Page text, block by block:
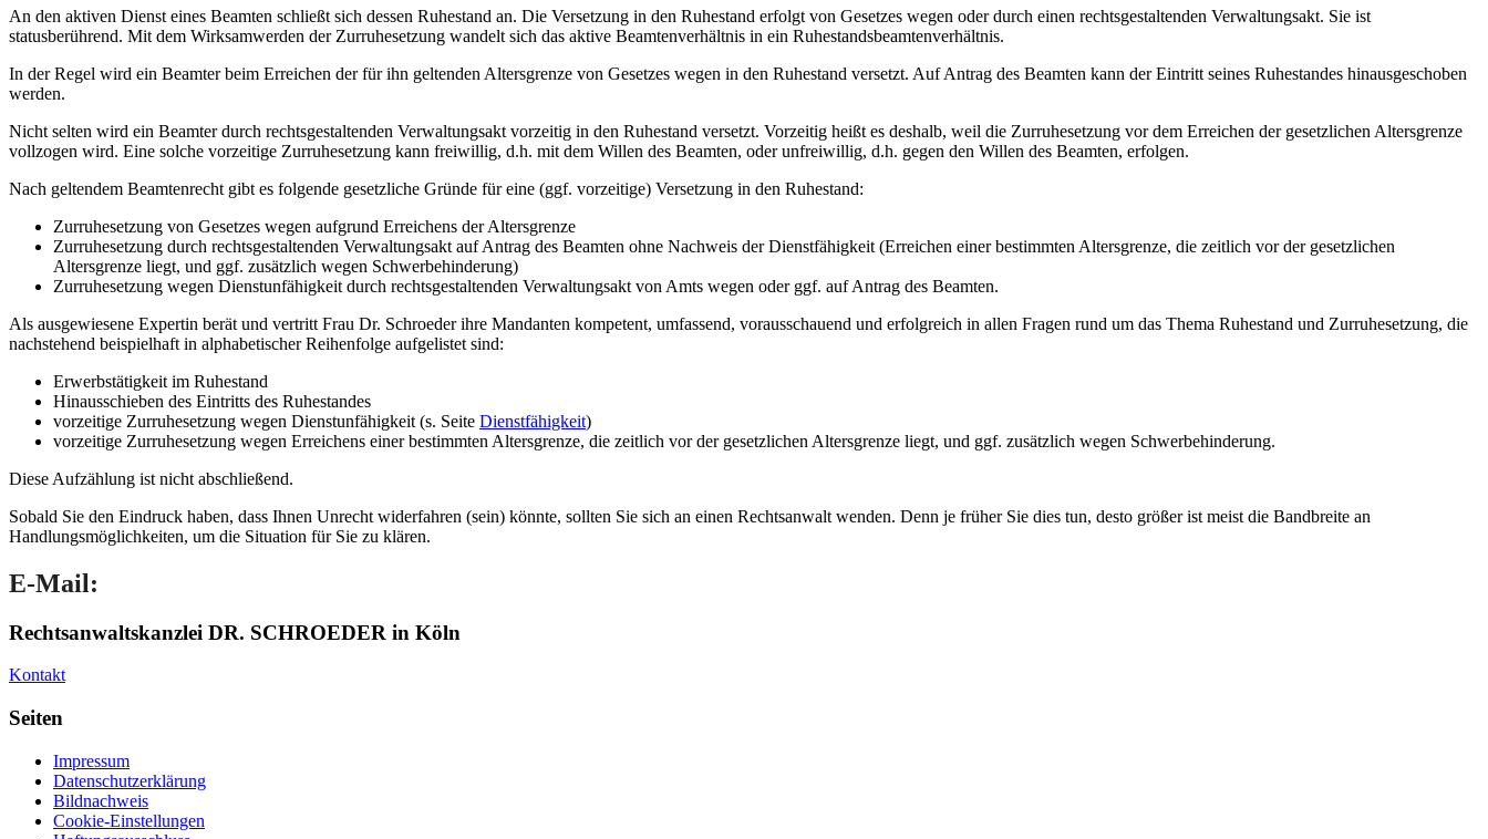
An den aktiven Dienst eines Beamten schließt sich dessen Ruhestand an. Die Versetzung in den Ruhestand erfolgt von Gesetzes wegen oder durch einen rechtsgestaltenden Verwaltungsakt. Sie ist
statusberührend. Mit dem Wirksamwerden der Zurruhesetzung wandelt sich das aktive Beamtenverhältnis in ein Ruhestandsbeamtenverhältnis.
In der Regel wird ein Beamter beim Erreichen der für ihn geltenden Altersgrenze von Gesetzes wegen in den Ruhestand versetzt. Auf Antrag des Beamten kann der Eintritt seines Ruhestandes hinausgeschoben
werden.
Nicht selten wird ein Beamter durch rechtsgestaltenden Verwaltungsakt vorzeitig in den Ruhestand versetzt. Vorzeitig heißt es deshalb, weil die Zurruhesetzung vor dem Erreichen der gesetzlichen Altersgrenze
vollzogen wird. Eine solche vorzeitige Zurruhesetzung kann freiwillig, d.h. mit dem Willen des Beamten, oder unfreiwillig, d.h. gegen den Willen des Beamten, erfolgen.
Nach geltendem Beamtenrecht gibt es folgende gesetzliche Gründe für eine (ggf. vorzeitige) Versetzung in den Ruhestand:
Zurruhesetzung von Gesetzes wegen aufgrund Erreichens der Altersgrenze
Zurruhesetzung durch rechtsgestaltenden Verwaltungsakt auf Antrag des Beamten ohne Nachweis der Dienstfähigkeit (Erreichen einer bestimmten Altersgrenze, die zeitlich vor der gesetzlichen
Altersgrenze liegt, und ggf. zusätzlich wegen Schwerbehinderung)
Zurruhesetzung wegen Dienstunfähigkeit durch rechtsgestaltenden Verwaltungsakt von Amts wegen oder ggf. auf Antrag des Beamten.
Als ausgewiesene Expertin berät und vertritt Frau Dr. Schroeder ihre Mandanten kompetent, umfassend, vorausschauend und erfolgreich in allen Fragen rund um das Thema Ruhestand und Zurruhesetzung, die
nachstehend beispielhaft in alphabetischer Reihenfolge aufgelistet sind:
Erwerbstätigkeit im Ruhestand
Hinausschieben des Eintritts des Ruhestandes
vorzeitige Zurruhesetzung wegen Dienstunfähigkeit (s. Seite Dienstfähigkeit)
vorzeitige Zurruhesetzung wegen Erreichens einer bestimmten Altersgrenze, die zeitlich vor der gesetzlichen Altersgrenze liegt, und ggf. zusätzlich wegen Schwerbehinderung.
Diese Aufzählung ist nicht abschließend.
Sobald Sie den Eindruck haben, dass Ihnen Unrecht widerfahren (sein) könnte, sollten Sie sich an einen Rechtsanwalt wenden. Denn je früher Sie dies tun, desto größer ist meist die Bandbreite an
Handlungsmöglichkeiten, um die Situation für Sie zu klären.
E-Mail:
Rechtsanwaltskanzlei DR. SCHROEDER in Köln
Kontakt
Seiten
Impressum
Datenschutzerklärung
Bildnachweis
Cookie-Einstellungen